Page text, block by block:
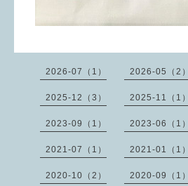
2026-07（1） 2026-05（2）
2025-12（3） 2025-11（1）
2023-09（1） 2023-06（1）
2021-07（1） 2021-01（1）
2020-10（2） 2020-09（1）